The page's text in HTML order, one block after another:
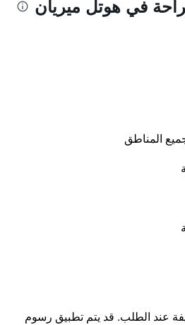
في هوتل ميريان
المناطق
عند الطلب. قد يتم تطبيق رسوم